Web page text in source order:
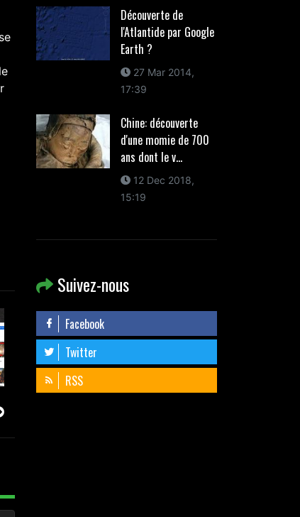
Découverte de
l'Atlantide par Google
Earth ?
27 Mar 2014,
17:39
Chine: découverte
d'une momie de 700
ans dont le v...
12 Dec 2018,
15:19
Suivez-nous
Facebook
Twitter
RSS